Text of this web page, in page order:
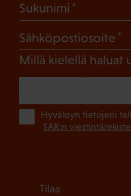
Sukunimi
Sähköpostiosoite
Millä kielellä haluat
Hyväksyn tietojeni
SAK:n
Tilaa